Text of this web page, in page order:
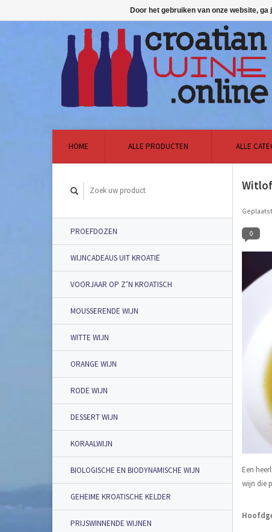
HOME ALLE PRODUCTEN ALLE
PROEFDOZEN
WIJNCADEAUS UIT KROATIË
VOORJAAR OP Z’N KROATISCH
MOUSSERENDE WIJN
WITTE WIJN
ORANGE WIJN
RODE WIJN
DESSERT WIJN
KORAALWIJN
BIOLOGISCHE EN BIODYNAMISCHE WIJN
GEHEIME KROATISCHE KELDER
PRIJSWINNENDE WIJNEN
0
Een
wijn die
Door het gebruiken van onze website,